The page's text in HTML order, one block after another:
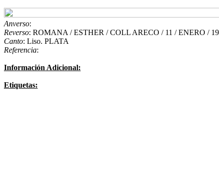
Anverso:
Reverso: ROMANA / ESTHER / COLL ARECO / 11 / ENERO /
Canto: Liso. PLATA
Referencia:
Información Adicional:
Etiquetas: